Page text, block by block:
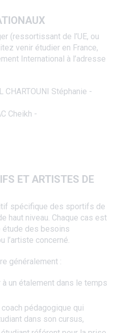
(ressortissant de l’UE, ou
venir étudier en France,
International à l’adresse
CHARTOUNI Stéphanie -
Cheikh -
ET ARTISTES DE
spécifique des sportifs de
haut niveau. Chaque cas est
des besoins
l’artiste concerné.
généralement :
un étalement dans le temps
pédagogique qui
dans son cursus,